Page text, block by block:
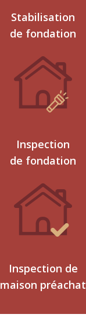
Stabilisation
de fondation
Inspection
de fondation
Inspection de
maison préachat